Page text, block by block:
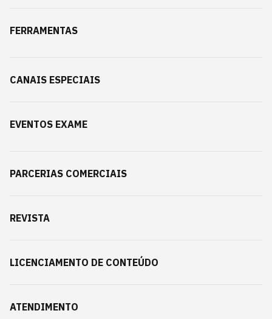
FERRAMENTAS
CANAIS ESPECIAIS
EVENTOS EXAME
PARCERIAS COMERCIAIS
REVISTA
LICENCIAMENTO DE CONTEÚDO
ATENDIMENTO